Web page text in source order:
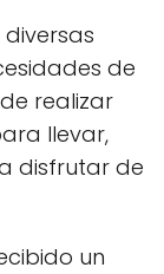
de
realizar
llevar,
disfrutar de
un